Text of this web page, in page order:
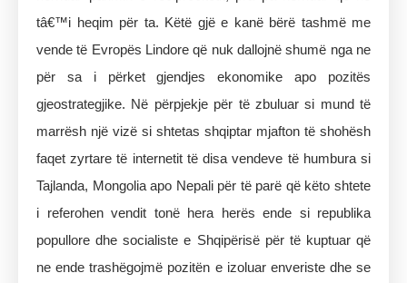
tâ€™i heqim për ta. Këtë gjë e kanë bërë tashmë me
vende të Evropës Lindore që nuk dallojnë shumë nga ne
për sa i përket gjendjes ekonomike apo pozitës
gjeostrategjike. Në përpjekje për të zbuluar si mund të
marrësh një vizë si shtetas shqiptar mjafton të shohësh
faqet zyrtare të internetit të disa vendeve të humbura si
Tajlanda, Mongolia apo Nepali për të parë që këto shtete
i referohen vendit tonë hera herës ende si republika
popullore dhe socialiste e Shqipërisë për të kuptuar që
ne ende trashëgojmë pozitën e izoluar enveriste dhe se